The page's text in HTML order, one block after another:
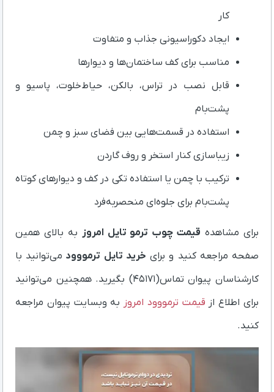
کار
ایجاد دکوراسیونی جذاب و متفاوت
مناسب برای کف ساختمان‌ها و دیوارها
قابل نصب در تراس، بالکن، حیاط‌خلوت، پاسیو و
پشت‌بام
استفاده در قسمت‌هایی بین فضای سبز و چمن
زیباسازی کنار استخر و روف گاردن
ترکیب با چمن یا استفاده تکی در کف و دیوارهای کوتاه
پشت‌بام برای جلوه‌ای منحصربه‌فرد
برای مشاهده قیمت چوب ترمو تایل امروزبه بالای همین
صفحه مراجعه کنید و برای خرید تایل ترمووود می‌توانید با
کارشناسان پیوان تماس(45171) بگیرید.
همچنین می‌توانید
برای اطلاع از قیمت ترمووود امروزبه وبسایت پیوان مراجعه
کنید.